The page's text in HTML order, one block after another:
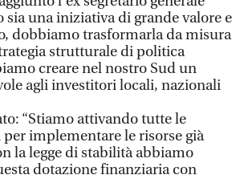
sia una iniziativa di grande valore e
dobbiamo trasformarla da misura
strutturale di politica
creare nel nostro Sud un
agli investitori locali, nazionali
“Stiamo attivando tutte le
per implementare le risorse già
la legge di stabilità abbiamo
dotazione finanziaria con